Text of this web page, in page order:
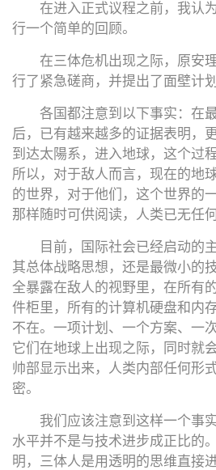
在进入正式议程之前，我认
行一个简单的回顾。
在三体危机出现之际，原安
行了紧急磋商，并提出了面壁计
各国都注意到以下事实：在
后，已有越来越多的证据表明，
到达太陽系，进入地球，这个过
所以，对于敌人而言，现在的地
的世界，对于他们，这个世界的
那样随时可供阅读，人类已无任
目前，国际社会已经启动的
其总体战略思想，还是最微小的
全暴露在敌人的视野里，在所有
件柜里，所有的计算机硬盘和内
不在。一项计划、一个方案、一
它们在地球上出现之际，同时就
帅部显示出来，人类内部任何形
密。
我们应该注意到这样一个事
水平并不是与技术进步成正比的
明，三体人是用透明的思维直接